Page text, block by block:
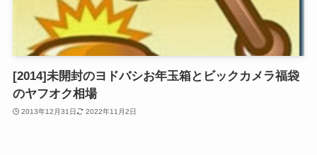
[2014]未開封のヨドバシお年玉箱とビックカメラ福袋
のヤフオク相場
2013年12月31日 2022年11月2日